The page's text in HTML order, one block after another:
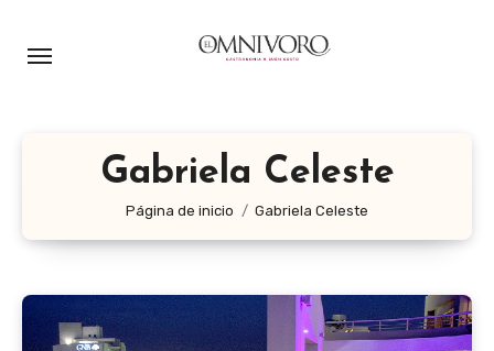
Gabriela Celeste
Página de inicio Gabriela Celeste